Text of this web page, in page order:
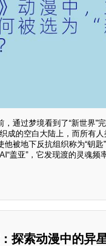
，通过梦境看到了“新世界
成的空白大陆上，而所有
他被地下反抗组织称为“钥匙
盖亚”，它发现渡的灵魂频
探索动漫中的异